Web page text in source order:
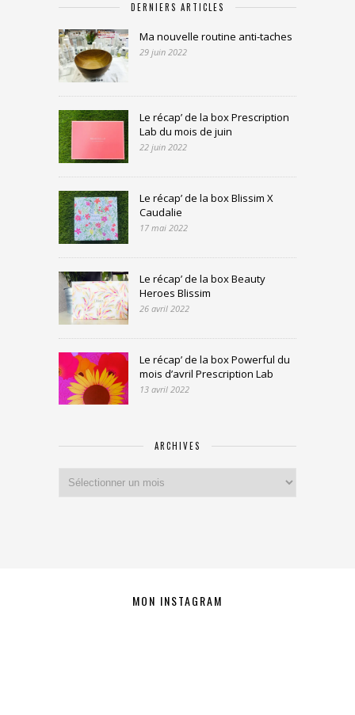
DERNIERS ARTICLES
Ma nouvelle routine anti-taches
29 juin 2022
Le récap’ de la box Prescription
Lab du mois de juin
22 juin 2022
Le récap’ de la box Blissim X
Caudalie
17 mai 2022
Le récap’ de la box Beauty
Heroes Blissim
26 avril 2022
Le récap’ de la box Powerful du
mois d’avril Prescription Lab
13 avril 2022
ARCHIVES
MON INSTAGRAM